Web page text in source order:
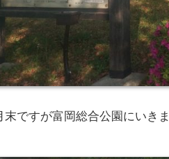
末ですが富岡総合公園にいき